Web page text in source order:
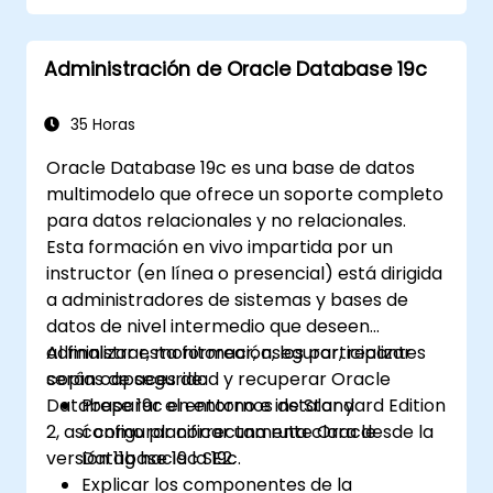
bases de datos contenedor (CDBs) y
bases de datos adjuntas (PDBs).
Desarrollar competencia en la
seguridad, estrategias de copia de
rendimiento en un entorno multitenant.
Aprender a gestionar la alta
disponibilidad y la recuperación ante
desastres en una arquitectura
multitenant, incluida la configuración de
Data Guard y Oracle RAC.
Adquirir técnicas de resolución de
problemas y mejores prácticas para
mantener un entorno de base de datos
multitenant seguro, eficiente y fiable.
Administración de Oracle Database 19c
35 Horas
Oracle Database 19c es una base de datos
multimodelo que ofrece un soporte completo
para datos relacionales y no relacionales.
Esta formación en vivo impartida por un
instructor (en línea o presencial) está dirigida
a administradores de sistemas y bases de
datos de nivel intermedio que deseen
administrar, monitorear, asegurar, realizar
copias de seguridad y recuperar Oracle
Database 19c en entornos de Standard Edition
2, así como planificar una ruta clara desde la
versión 11g hacia la 19c.
Al finalizar esta formación, los participantes
serán capaces de:
Preparar el entorno e instalar y
configurar correctamente Oracle
Database 19c SE2.
Explicar los componentes de la